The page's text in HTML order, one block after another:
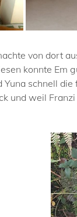
von dort
konnte Em
schnell
und weil